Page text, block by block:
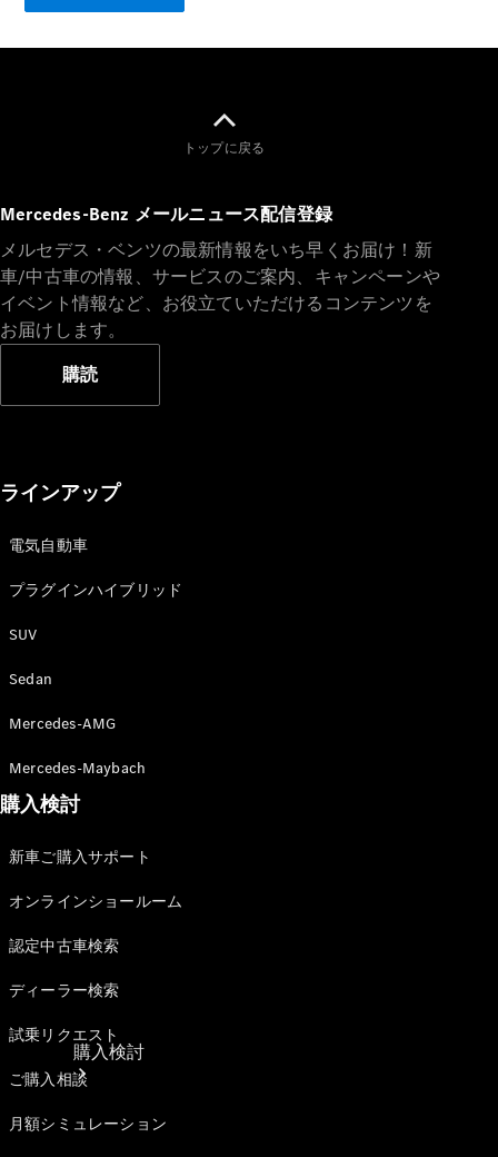
Mercedes-
ショールー
Mini Van
試乗リクエ
スト
ショールー
購入検討
トップに戻る
Mercedes-Benz メールニュース配信登録
メルセデス・ベンツの最新情報をいち早くお届け！新
車/中古車の情報、サービスのご案内、キャンペーンや
イベント情報など、お役立ていただけるコンテンツを
お届けします。
購読
ラインアップ
電気自動車
プラグインハイブリッド
SUV
Sedan
Mercedes-AMG
Mercedes-Maybach
購入検討
新車ご購入サポート
オンラインショールーム
認定中古車検索
ディーラー検索
試乗リクエスト
ご購入相談
月額シミュレーション